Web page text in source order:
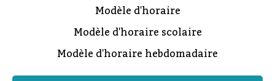
Modèle d'horaire
Modèle d'horaire scolaire
Modèle d'horaire hebdomadaire